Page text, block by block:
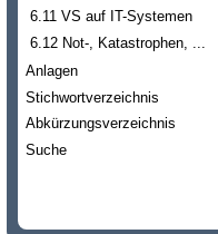
6.11 VS auf IT-Systemen
6.12 Not-, Katastrophen, ...
Anlagen
Stichwortverzeichnis
Abkürzungsverzeichnis
Suche